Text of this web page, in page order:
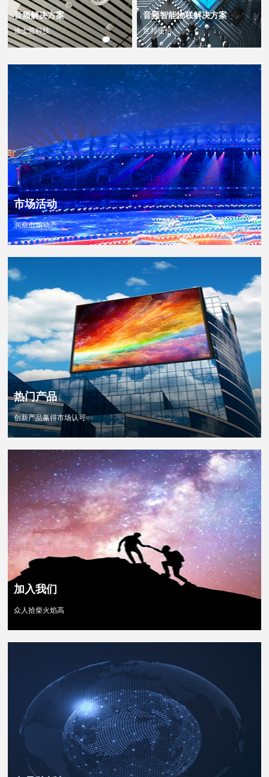
音频解决方案
迪士普科技
音频智能物联解决方案
世邦通信
市场活动
洞察市场动态
热门产品
创新产品赢得市场认可
加入我们
众人拾柴火焰高